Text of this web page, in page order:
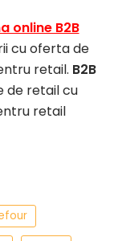
online B2B
cu oferta de
retail. B2B
de retail cu
retail